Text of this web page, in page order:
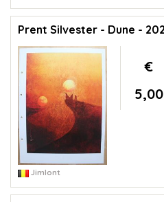
Prent Silvester - Dune -
€
5,00
Jimlont